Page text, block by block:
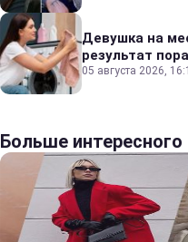
Девушка на
результат
05 августа 2026,
Больше интересного